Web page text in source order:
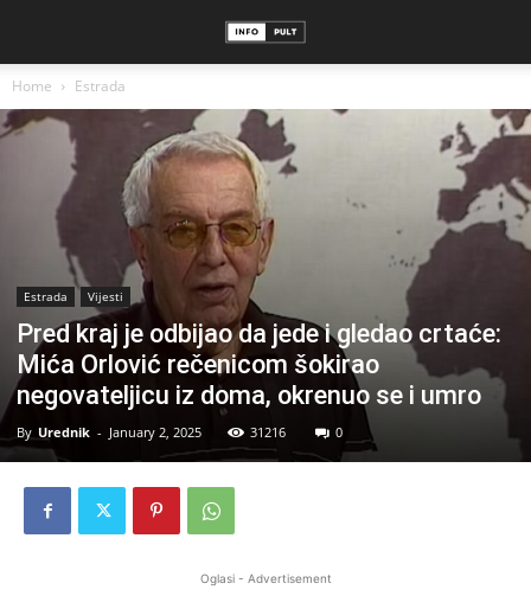
Home Estrada
Estrada Vijesti
Pred kraj je odbijao da jede i gledao crtaće:
Mića Orlović rečenicom šokirao
negovateljicu iz doma, okrenuo se i umro
By Urednik - January 2, 2025 31216 0
Oglasi - Advertisement